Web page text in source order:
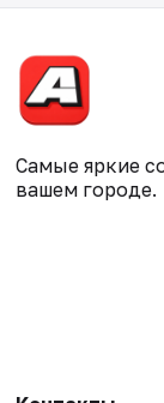
Самые яркие
вашем городе.